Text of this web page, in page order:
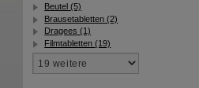
Beutel (5)
Brausetabletten (2)
Dragees (1)
Filmtabletten (19)